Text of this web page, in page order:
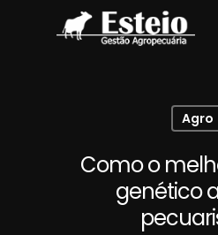
Agro
Como o
genético